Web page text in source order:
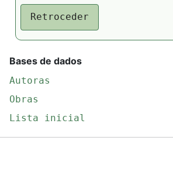
Retroceder
Bases de dados
Autoras
Obras
Lista inicial